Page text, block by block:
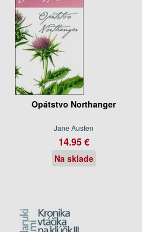
Opátstvo Northanger
Jane Austen
14.95 €
Na sklade